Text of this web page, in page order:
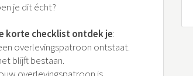
je dit écht?
korte checklist ontdek je:
overlevingspatroon ontstaat.
blijft bestaan.